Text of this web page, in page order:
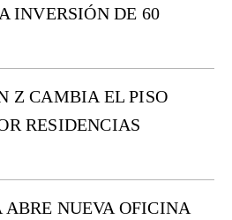
INVERSIÓN DE 60
Z CAMBIA EL PISO
RESIDENCIAS
ABRE NUEVA OFICINA